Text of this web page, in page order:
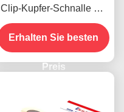
Clip-Kupfer-Schnalle mit
Hefter-Art Spleiß-Zangen-
Werkzeug
Erhalten Sie besten
Preis